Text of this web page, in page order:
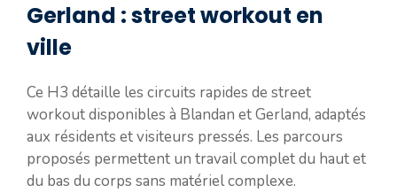
Gerland : street workout en
ville
Ce H3 détaille les circuits rapides de street
workout disponibles à Blandan et Gerland, adaptés
aux résidents et visiteurs pressés. Les parcours
proposés permettent un travail complet du haut et
du bas du corps sans matériel complexe.